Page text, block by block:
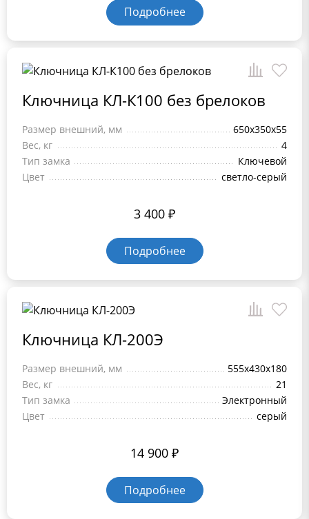
Подробнее
Ключница КЛ-К100 без брелоков
Размер внешний, мм
650x350x55
Вес, кг
4
Тип замка
Ключевой
Цвет
светло-серый
3 400 ₽
Подробнее
Ключница КЛ-200Э
Размер внешний, мм
555x430x180
Вес, кг
21
Тип замка
Электронный
Цвет
серый
14 900 ₽
Подробнее